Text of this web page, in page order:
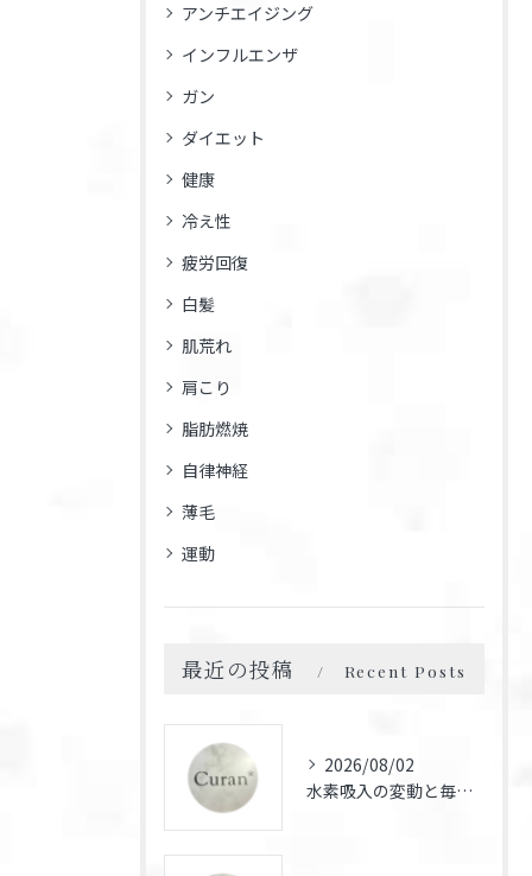
アンチエイジング
インフルエンザ
ガン
ダイエット
健康
冷え性
疲労回復
白髪
肌荒れ
肩こり
脂肪燃焼
自律神経
薄毛
運動
最近の投稿 Recent Posts
2026/08/02
水素吸入の変動と毎日続けた場合の体感や効果の違いを徹底検証